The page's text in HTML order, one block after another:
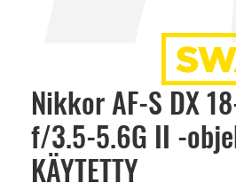
Nikkor AF-S DX
f/3.5-5.6G II -
KÄYTETTY
Skip
beginning
images